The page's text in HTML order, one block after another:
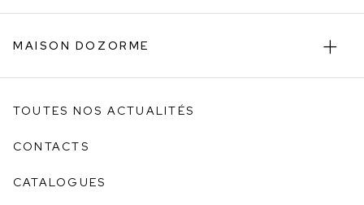
MAISON DOZORME
TOUTES NOS ACTUALITÉS
CONTACTS
CATALOGUES